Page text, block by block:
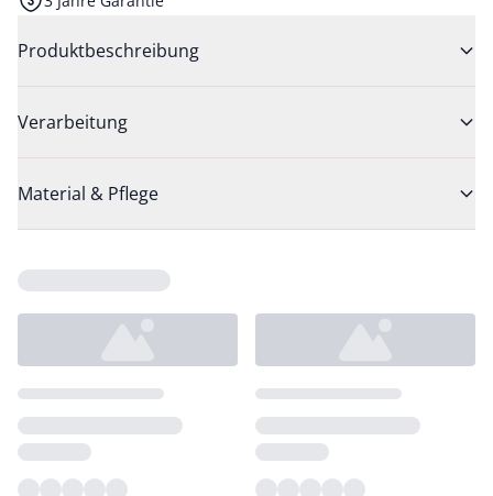
Produktbeschreibung
Verarbeitung
Material & Pflege